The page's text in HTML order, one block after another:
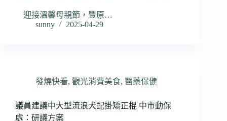
迎接溫馨母親節，豐原…
sunny
2025-04-29
發燒快看, 觀光消費美食, 醫藥保健
議員建議中大型流浪犬配掛矯正棍 中市動保
處：研議方案